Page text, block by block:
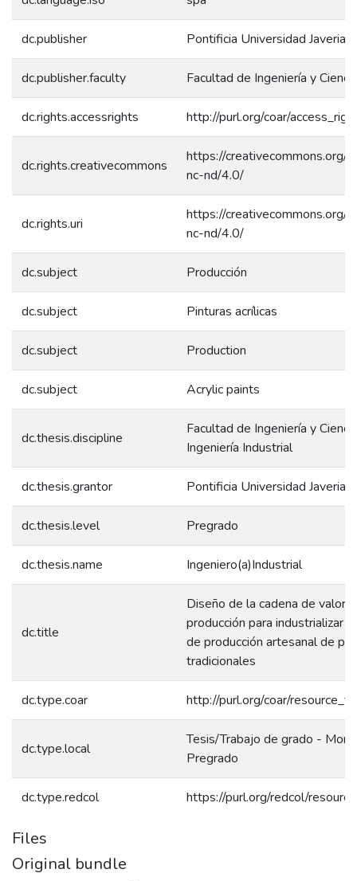
dc.publisher Pontificia Universidad
dc.publisher.faculty Facultad de Ingeniería y
dc.rights.accessrights http://purl.org/coar/
dc.rights.creativecommons
https://creativecommons.org/
nc-nd/4.0/
dc.rights.uri
https://creativecommons.org/
nc-nd/4.0/
dc.subject Producción
dc.subject Pinturas acrílicas
dc.subject Production
dc.subject Acrylic paints
dc.thesis.discipline
Facultad de Ingeniería y
Ingeniería Industrial
dc.thesis.grantor Pontificia Universidad
dc.thesis.level Pregrado
dc.thesis.name Ingeniero(a)Industrial
dc.title
Diseño de la cadena de valor
producción para industrializar
de producción artesanal de
tradicionales
dc.type.coar http://purl.org/coar/
dc.type.local
Tesis/Trabajo de grado -
Pregrado
dc.type.redcol https://purl.org/redcol/
Files
Original bundle